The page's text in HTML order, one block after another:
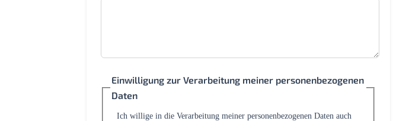
Einwilligung zur Verarbeitung meiner personenbezogenen
Daten
Ich willige in die Verarbeitung meiner personenbezogenen Daten auch